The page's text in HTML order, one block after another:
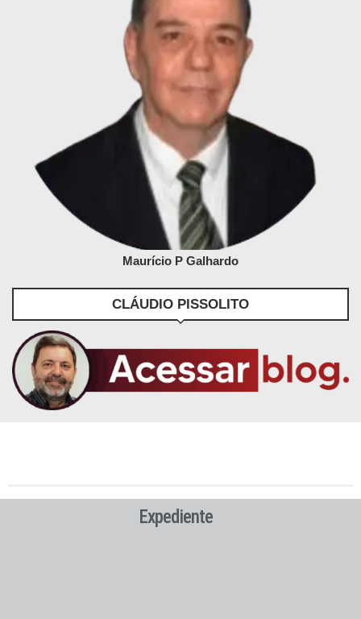
Maurício P Galhardo
CLÁUDIO PISSOLITO
Expediente